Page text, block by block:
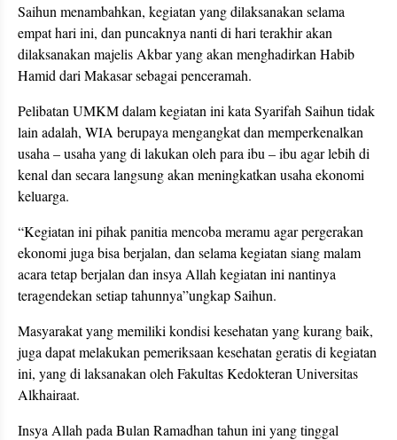
Saihun menambahkan, kegiatan yang dilaksanakan selama
empat hari ini, dan puncaknya nanti di hari terakhir akan
dilaksanakan majelis Akbar yang akan menghadirkan Habib
Hamid dari Makasar sebagai penceramah.
Pelibatan UMKM dalam kegiatan ini kata Syarifah Saihun tidak
lain adalah, WIA berupaya mengangkat dan memperkenalkan
usaha – usaha yang di lakukan oleh para ibu – ibu agar lebih di
kenal dan secara langsung akan meningkatkan usaha ekonomi
keluarga.
“Kegiatan ini pihak panitia mencoba meramu agar pergerakan
ekonomi juga bisa berjalan, dan selama kegiatan siang malam
acara tetap berjalan dan insya Allah kegiatan ini nantinya
teragendekan setiap tahunnya”ungkap Saihun.
Masyarakat yang memiliki kondisi kesehatan yang kurang baik,
juga dapat melakukan pemeriksaan kesehatan geratis di kegiatan
ini, yang di laksanakan oleh Fakultas Kedokteran Universitas
Alkhairaat.
Insya Allah pada Bulan Ramadhan tahun ini yang tinggal